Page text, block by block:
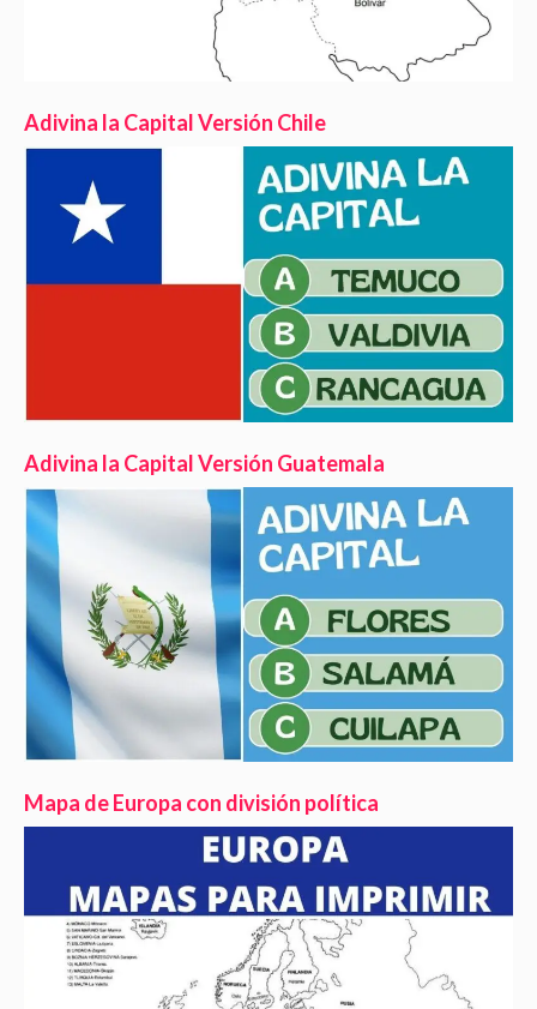
Adivina la Capital Versión Chile
Adivina la Capital Versión Guatemala
Mapa de Europa con división política